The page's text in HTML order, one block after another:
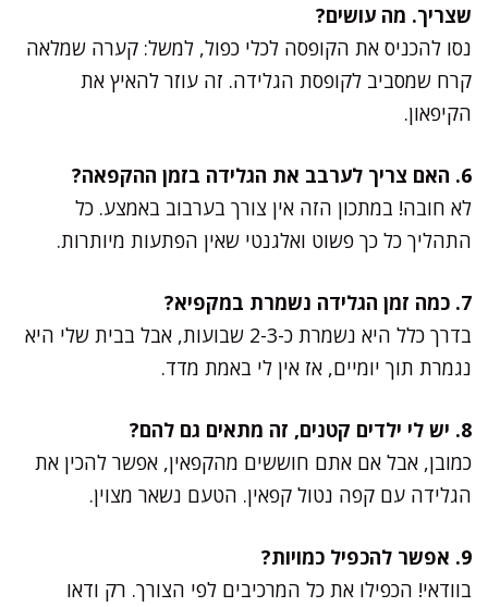
שצריך. מה עושים?
נסו להכניס את הקופסה לכלי כפול, למשל: קערה שמלאה
קרח שמסביב לקופסת הגלידה. זה עוזר להאיץ את
הקיפאון.
6. האם צריך לערבב את הגלידה בזמן ההקפאה?
לא חובה! במתכון הזה אין צורך בערבוב באמצע. כל
התהליך כל כך פשוט ואלגנטי שאין הפתעות מיותרות.
7. כמה זמן הגלידה נשמרת במקפיא?
בדרך כלל היא נשמרת כ-2-3 שבועות, אבל בבית שלי היא
נגמרת תוך יומיים, אז אין לי באמת מדד.
8. יש לי ילדים קטנים, זה מתאים גם להם?
כמובן, אבל אם אתם חוששים מהקפאין, אפשר להכין את
הגלידה עם קפה נטול קפאין. הטעם נשאר מצוין.
9. אפשר להכפיל כמויות?
בוודאי! הכפילו את כל המרכיבים לפי הצורך. רק ודאו